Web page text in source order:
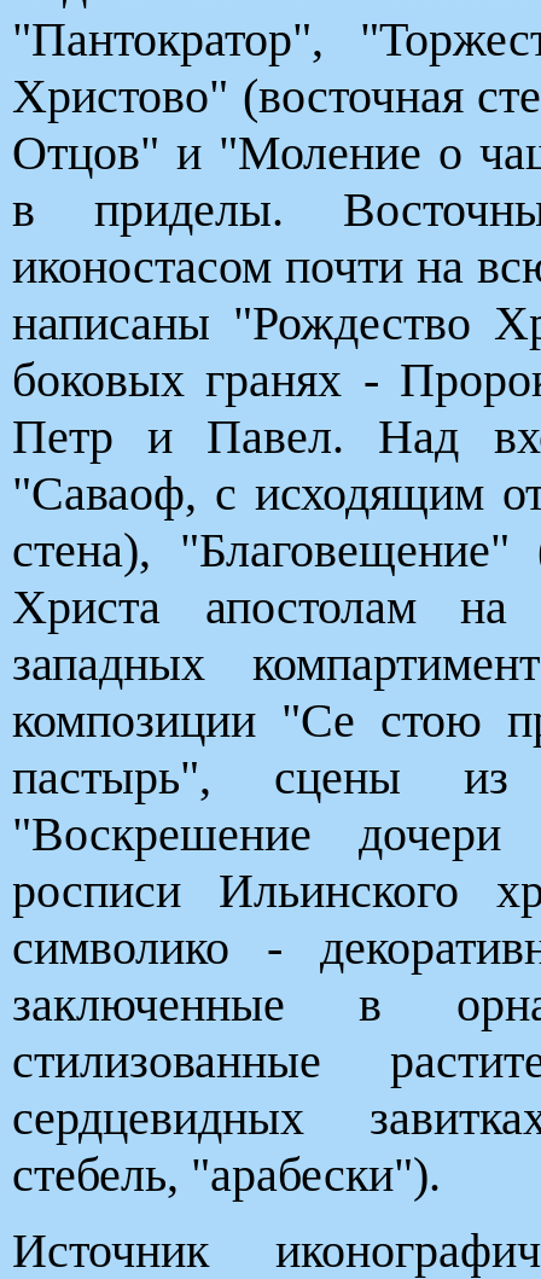
"Пантократор",
Христово" (восточная
Отцов" и "Моление о
в приделы.
иконостасом почти на
написаны "Рождество
боковых гранях -
Петр и Павел. Над
"Саваоф, с исходящим
стена), "Благовещение"
Христа апостолам
западных
композиции "Се стою
пастырь", сцены из
"Воскрешение
росписи Ильинского
символико -
заключенные в
стилизованные
сердцевидных
стебель, "арабески").
Источник